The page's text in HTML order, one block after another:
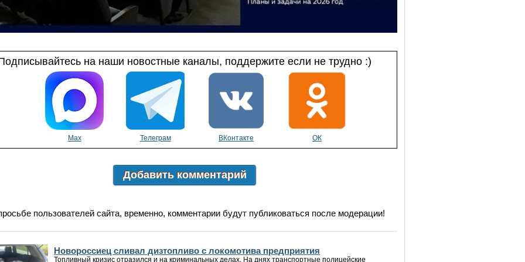
на наши новостные каналы, поддержите если не трудно :)
Max Телеграм ВКонтакте ОК
Добавить комментарий
пользователей сайта, временно, комментарии будут публиковаться после модерации!
Новороссиец сливал дизтопливо с локомотива предприятия
Топливный кризис отразился и на криминальных делах. На днях транспортные полицейские